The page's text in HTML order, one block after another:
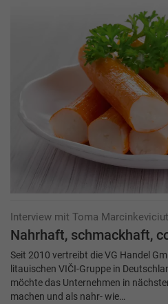
Interview mit Toma
Nahrhaft, schmackhaft,
Seit 2010 vertreibt die VG Handel
litauischen VIČI-Gruppe in
möchte das Unternehmen in
machen und als nahr- wie…